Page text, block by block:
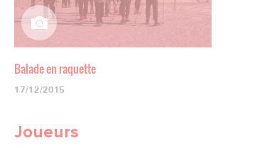
Balade en raquette
17/12/2015
Joueurs